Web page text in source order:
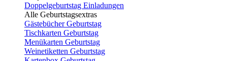
Doppelgeburtstag Einladungen
Alle Geburtstagsextras
Gästebücher Geburtstag
Tischkarten Geburtstag
Menükarten Geburtstag
Weinetiketten Geburtstag